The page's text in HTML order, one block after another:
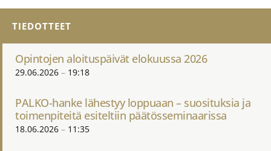
TIEDOTTEET
Opintojen aloituspäivät elokuussa 2026
29.06.2026 19:18
PALKO-hanke lähestyy loppuaan – suosituksia ja
toimenpiteitä esiteltiin päätösseminaarissa
18.06.2026 11:35